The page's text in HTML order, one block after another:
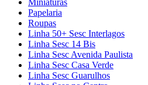
Miniaturas
Papelaria
Roupas
Linha 50+ Sesc Interlagos
Linha Sesc 14 Bis
Linha Sesc Avenida Paulista
Linha Sesc Casa Verde
Linha Sesc Guarulhos